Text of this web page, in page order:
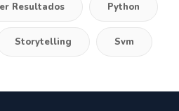
Resultados Python
Storytelling Svm